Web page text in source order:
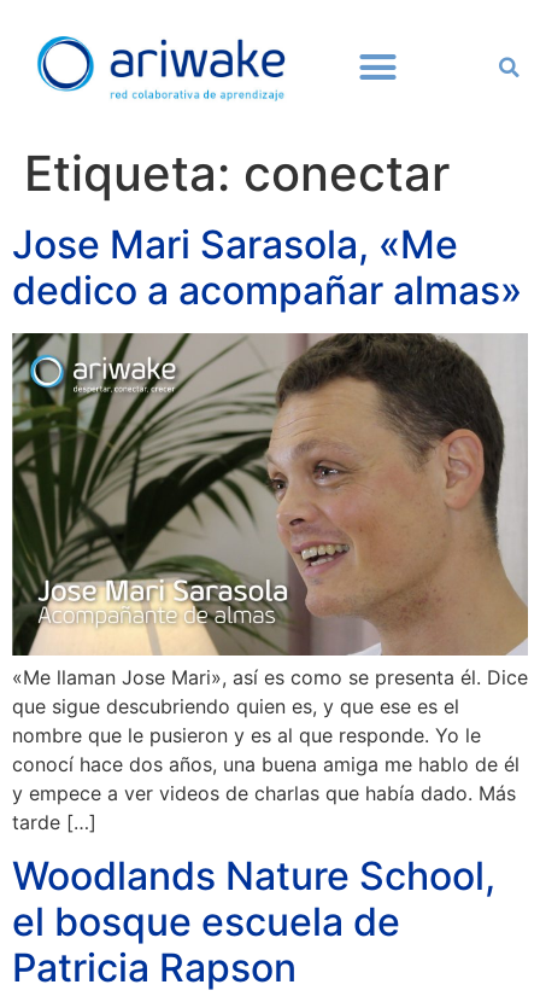
Etiqueta: conectar
Jose Mari Sarasola, «Me
dedico a acompañar almas»
«Me llaman Jose Mari», así es como se presenta él. Dice
que sigue descubriendo quien es, y que ese es el
nombre que le pusieron y es al que responde. Yo le
conocí hace dos años, una buena amiga me hablo de él
y empece a ver videos de charlas que había dado. Más
tarde […]
Woodlands Nature School,
el bosque escuela de
Patricia Rapson